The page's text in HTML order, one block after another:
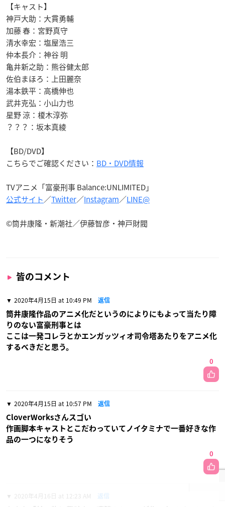
【キャスト】
神戸大助：大貫勇輔
加藤 春：宮野真守
清水幸宏：塩屋浩三
仲本長介：神谷 明
亀井新之助：熊谷健太郎
佐伯まほろ：上田麗奈
湯本鉄平：高橋伸也
武井克弘：小山力也
星野 涼：榎木淳弥
？？？：坂本真綾
【BD/DVD】
こちらでご確認ください： BD・DVD情報
TVアニメ「富豪刑事 Balance:UNLIMITED」
公式サイト／Twitter／Instagram／LINE@
©筒井康隆・新潮社／伊藤智彦・神戸財閥
皆のコメント
2020年4月15日 at 10:49 PM 返信
筒井康隆作品のアニメ化だというのによりにもよって当たり障
りのない富豪刑事とは
ここは一発コレラとかエンガッツィオ司令塔あたりをアニメ化
するべきだと思う。
0
2020年4月15日 at 10:57 PM 返信
CloverWorksさんスゴい
作画脚本キャストとこだわっていてノイタミナで一番好きな作
品の一つになりそう
0
2020年4月16日 at 12:23 AM 返信